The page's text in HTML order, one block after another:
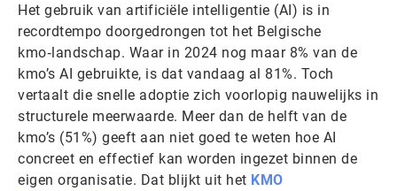
Het gebruik van artificiële intelligentie (AI) is in
recordtempo doorgedrongen tot het Belgische
kmo‑landschap. Waar in 2024 nog maar 8% van de
kmo’s AI gebruikte, is dat vandaag al 81%. Toch
vertaalt die snelle adoptie zich voorlopig nauwelijks in
structurele meerwaarde. Meer dan de helft van de
kmo’s (51%) geeft aan niet goed te weten hoe AI
concreet en effectief kan worden ingezet binnen de
eigen organisatie. Dat blijkt uit het KMO